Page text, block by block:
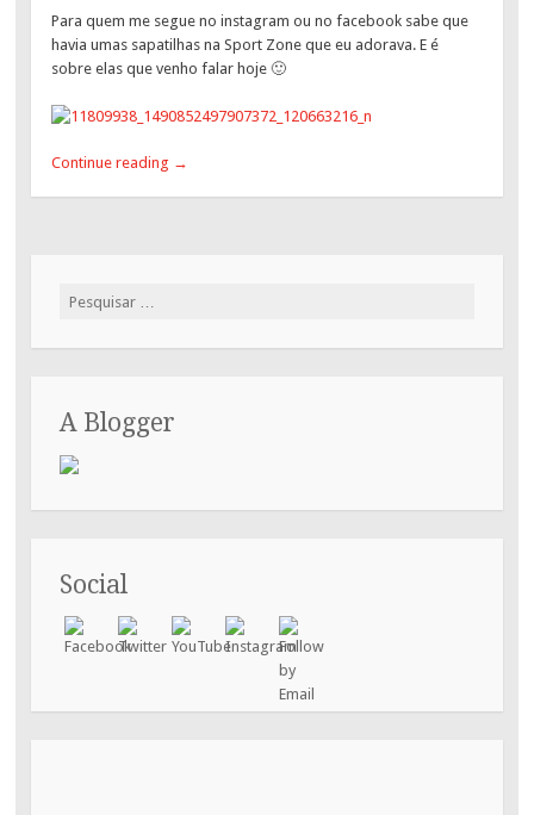
Para quem me segue no instagram ou no facebook sabe que
havia umas sapatilhas na Sport Zone que eu adorava. E é
sobre elas que venho falar hoje 🙂
Continue reading →
Pesquisar
A Blogger
Social